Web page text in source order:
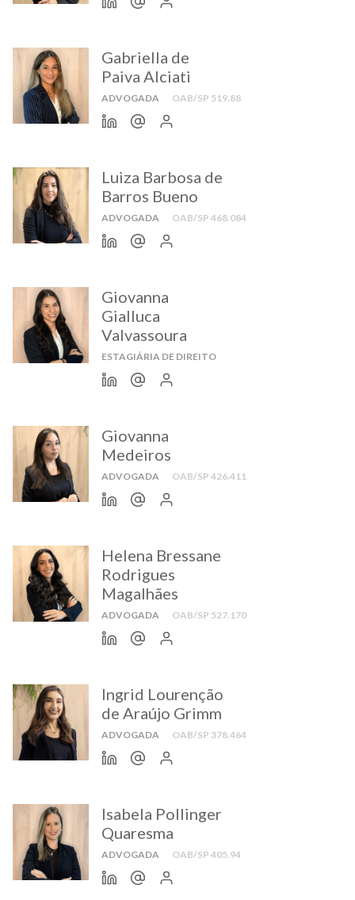
Gabriella de
Paiva Alciati
ADVOGADA OAB/SP 519.88
Luiza Barbosa de
Barros Bueno
ADVOGADA OAB/SP 468.084
Giovanna
Gialluca
Valvassoura
ESTAGIÁRIA DE DIREITO
Giovanna
Medeiros
ADVOGADA OAB/SP 426.411
Helena Bressane
Rodrigues
Magalhães
ADVOGADA OAB/SP 527.170
Ingrid Lourenção
de Araújo Grimm
ADVOGADA OAB/SP 378.464
Isabela Pollinger
Quaresma
ADVOGADA OAB/SP 405.94